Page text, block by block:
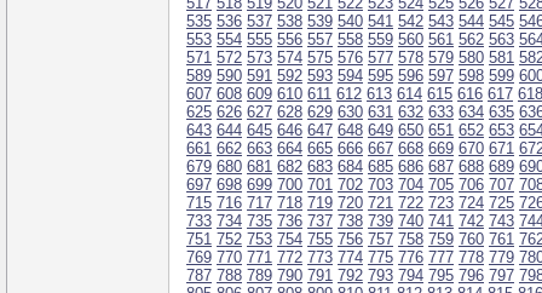
535 536 537 538 539 540 541 542 543 544 545
553 554 555 556 557 558 559 560 561 562 563
571 572 573 574 575 576 577 578 579 580 581
589 590 591 592 593 594 595 596 597 598 599
607 608 609 610 611 612 613 614 615 616 617 618
625 626 627 628 629 630 631 632 633 634 635
643 644 645 646 647 648 649 650 651 652 653
661 662 663 664 665 666 667 668 669 670 671
679 680 681 682 683 684 685 686 687 688 689
697 698 699 700 701 702 703 704 705 706 707
715 716 717 718 719 720 721 722 723 724 725
733 734 735 736 737 738 739 740 741 742 743
751 752 753 754 755 756 757 758 759 760 761
769 770 771 772 773 774 775 776 777 778 779
787 788 789 790 791 792 793 794 795 796 797